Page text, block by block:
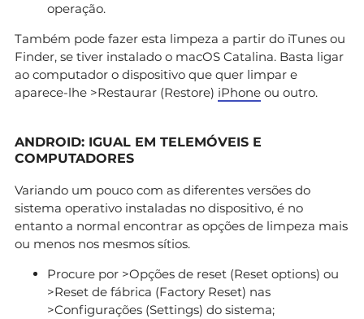
operação.
Também pode fazer esta limpeza a partir do iTunes ou
Finder, se tiver instalado o macOS Catalina. Basta ligar
ao computador o dispositivo que quer limpar e
aparece-lhe >Restaurar (Restore) iPhone ou outro.
ANDROID: IGUAL EM TELEMÓVEIS E
COMPUTADORES
Variando um pouco com as diferentes versões do
sistema operativo instaladas no dispositivo, é no
entanto a normal encontrar as opções de limpeza mais
ou menos nos mesmos sítios.
Procure por >Opções de reset (Reset options) ou
>Reset de fábrica (Factory Reset) nas
>Configurações (Settings) do sistema;